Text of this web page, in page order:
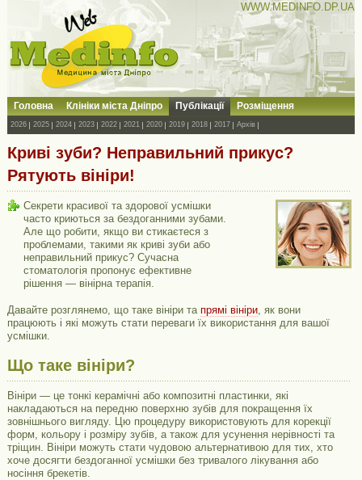
WWW.MEDINFO.DP.UA
Головна Клініки міста Дніпро Публікації Розміщення
2026 2025 2024 2023 2022 2021 2020 2019 2018 2017 Архів
Криві зуби? Неправильний прикус?
Рятують вініри!
Секрети красивої та здорової усмішки
часто криються за бездоганними зубами.
Але що робити, якщо ви стикаєтеся з
проблемами, такими як криві зуби або
неправильний прикус? Сучасна
стоматологія пропонує ефективне
рішення — вінірна терапія.
Давайте розглянемо, що таке вініри та прямі вініри, як вони
працюють і які можуть стати переваги їх використання для вашої
усмішки.
Що таке вініри?
Вініри — це тонкі керамічні або композитні пластинки, які
накладаються на передню поверхню зубів для покращення їх
зовнішнього вигляду. Цю процедуру використовують для корекції
форм, кольору і розміру зубів, а також для усунення нерівності та
тріщин. Вініри можуть стати чудовою альтернативою для тих, хто
хоче досягти бездоганної усмішки без тривалого лікування або
носіння брекетів.